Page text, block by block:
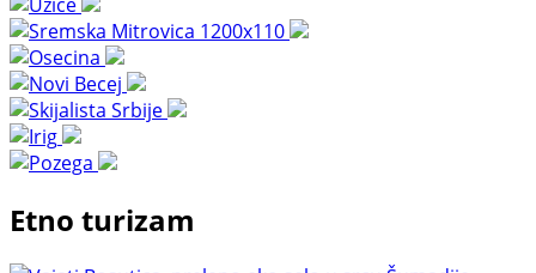
Etno turizam